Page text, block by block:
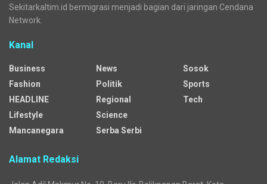
Sekitarkaltim.id bermigrasi menjadi bagian dari jaringan Cendana
Network.
Kanal
Business
Fashion
HEADLINE
Lifestyle
Mancanegara
News
Politik
Regional
Science
Serba Serbi
Sosok
Sports
Tech
Alamat Redaksi